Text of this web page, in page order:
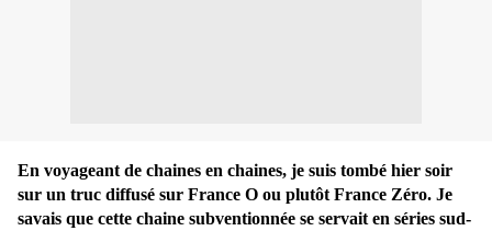
En voyageant de chaines en chaines, je suis tombé hier soir
sur un truc diffusé sur France O ou plutôt France Zéro. Je
savais que cette chaine subventionnée se servait en séries sud-